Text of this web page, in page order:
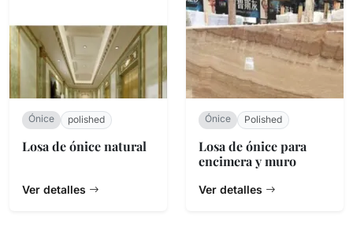
Ónice polished
Losa de ónice natural
Ver detalles
Ónice Polished
Losa de ónice para
encimera y muro
Ver detalles